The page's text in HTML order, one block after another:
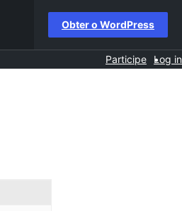
Obter o WordPress
Participe Log in